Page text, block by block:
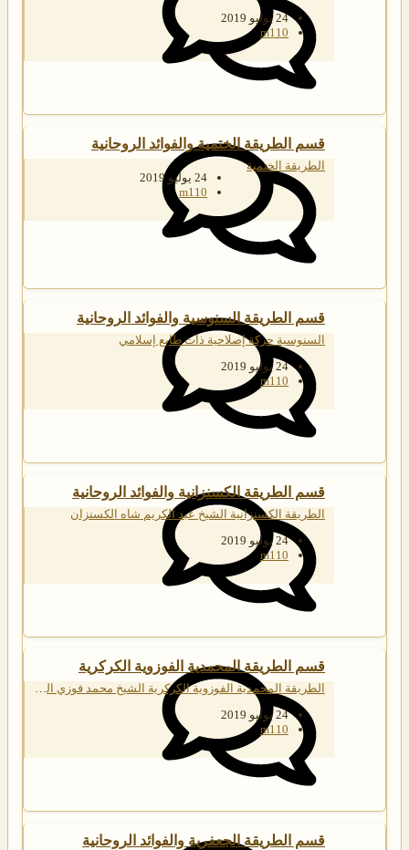
24 يوليو 2019
m110
قسم الطريقة الختمية والفوائد الروحانية
الطريقة الختمية
24 يوليو 2019
m110
قسم الطريقة السنوسية والفوائد الروحانية
السنوسية حركة إصلاحية ذات طابع إسلامي
24 يوليو 2019
m110
قسم الطريقة الكسنزانية والفوائد الروحانية
الطريقة الكسنزانية الشيخ عبد الكريم شاه الكسنزان
24 يوليو 2019
m110
قسم الطريقة المحمدية الفوزوية الكركرية
الطريقة المحمدية الفوزوية الكركرية الشيخ محمد فوزي الكركري
24 يوليو 2019
m110
قسم الطريقة الجعفرية والفوائد الروحانية